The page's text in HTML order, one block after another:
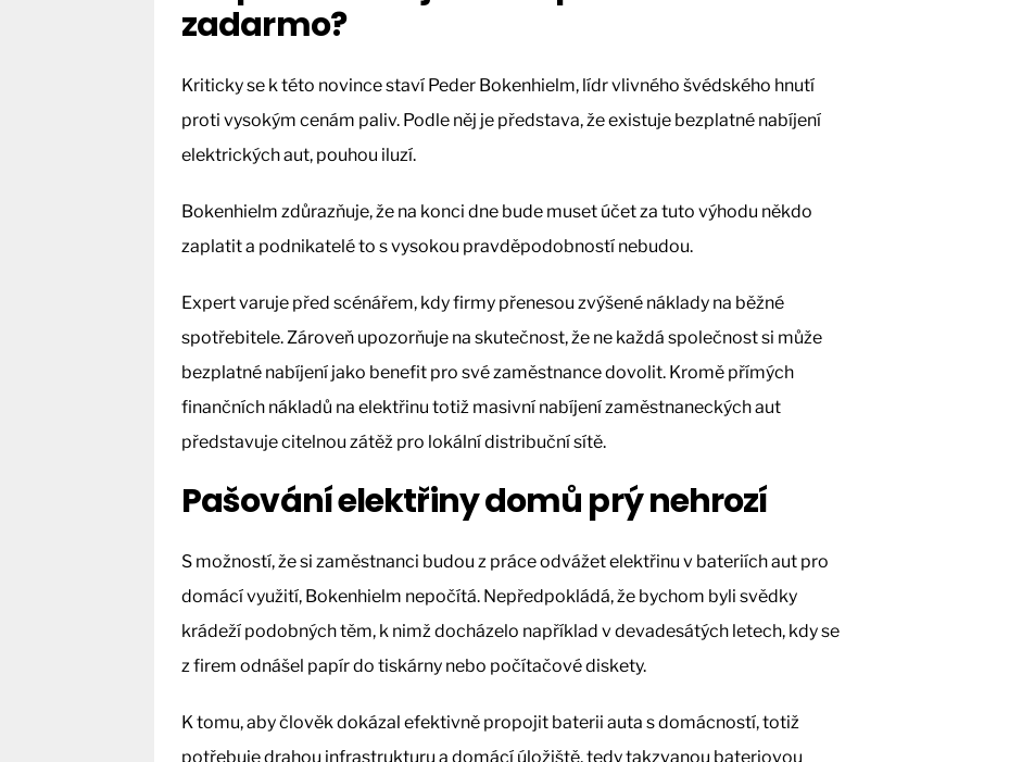
zadarmo?
Kriticky se k této novince staví Peder Bokenhielm, lídr vlivného švédského hnutí
proti vysokým cenám paliv. Podle něj je představa, že existuje bezplatné nabíjení
elektrických aut, pouhou iluzí.
Bokenhielm zdůrazňuje, že na konci dne bude muset účet za tuto výhodu někdo
zaplatit a podnikatelé to s vysokou pravděpodobností nebudou.
Expert varuje před scénářem, kdy firmy přenesou zvýšené náklady na běžné
spotřebitele. Zároveň upozorňuje na skutečnost, že ne každá společnost si může
bezplatné nabíjení jako benefit pro své zaměstnance dovolit. Kromě přímých
finančních nákladů na elektřinu totiž masivní nabíjení zaměstnaneckých aut
představuje citelnou zátěž pro lokální distribuční sítě.
Pašování elektřiny domů prý nehrozí
S možností, že si zaměstnanci budou z práce odvážet elektřinu v bateriích aut pro
domácí využití, Bokenhielm nepočítá. Nepředpokládá, že bychom byli svědky
krádeží podobných těm, k nimž docházelo například v devadesátých letech, kdy se
z firem odnášel papír do tiskárny nebo počítačové diskety.
K tomu, aby člověk dokázal efektivně propojit baterii auta s domácností, totiž
potřebuje drahou infrastrukturu a domácí úložiště, tedy takzvanou bateriovou